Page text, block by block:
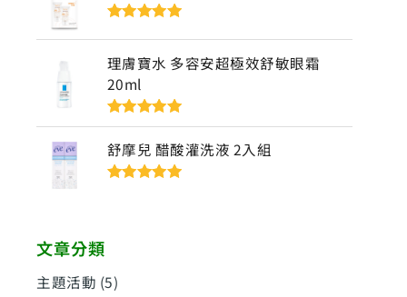
理膚寶水 多容安超極效舒敏眼霜
20ml
評分5滿分
舒摩兒 醋酸灌洗液 2入組
文章分類
主題活動 (5)